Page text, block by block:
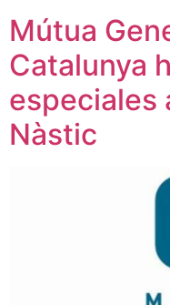
Mútua
Catalunya
especiales
Nàstic